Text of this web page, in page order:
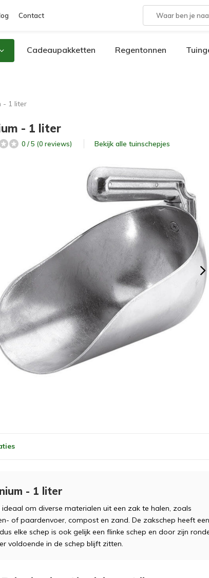
Contact
Cadeaupakketten Regentonnen
- 1 liter
- 1 liter
0 / 5 (0 reviews) Bekijk alle tuinschepjes
- 1 liter
om diverse materialen uit een zak te halen, zoals
of paardenvoer, compost en zand. De zakschep heeft een
elke schep is ook gelijk een flinke schep en door zijn
voldoende in de schep blijft zitten.